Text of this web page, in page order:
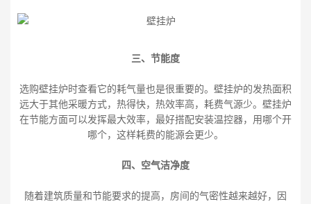
三、节能度
选购壁挂炉时查看它的耗气量也是很重要的。壁挂炉的发热面积
远大于其他采暖方式，热得快，热效率高，耗费气源少。壁挂炉
在节能方面可以发挥最大效率，最好搭配安装温控器，用哪个开
哪个，这样耗费的能源会更少。
四、空气洁净度
随着建筑质量和节能要求的提高，房间的气密性越来越好，因